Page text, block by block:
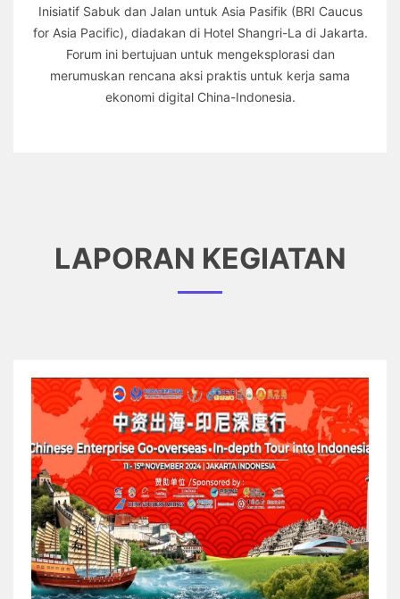
Inisiatif Sabuk dan Jalan untuk Asia Pasifik (BRI Caucus
for Asia Pacific), diadakan di Hotel Shangri-La di Jakarta.
Forum ini bertujuan untuk mengeksplorasi dan
merumuskan rencana aksi praktis untuk kerja sama
ekonomi digital China-Indonesia.
LAPORAN KEGIATAN